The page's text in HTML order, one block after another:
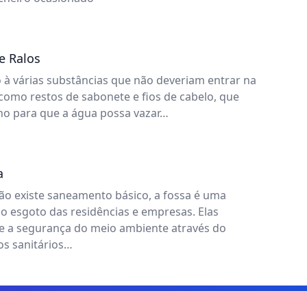
Ralos
à várias substâncias que não deveriam entrar na
restos de sabonete e fios de cabelo, que
para que a água possa vazar…
existe saneamento básico, a fossa é uma
esgoto das residências e empresas. Elas
a segurança do meio ambiente através do
sanitários…